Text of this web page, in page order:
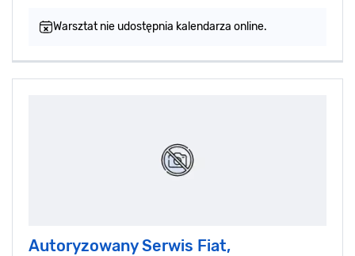
Warsztat nie udostępnia kalendarza online.
Autoryzowany Serwis Fiat,